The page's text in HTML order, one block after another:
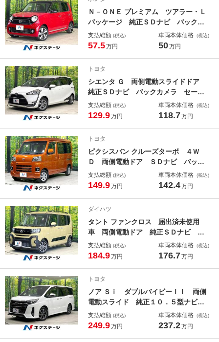
イビーム オートライト オートエア
コン
Ｎ－ＯＮＥ プレミアム ツアラー・Ｌ
パッケージ 純正ＳＤナビ バックカ
メラ 禁煙車 スマートキー ＨＩＤ
ヘッド ＥＴＣ クルコン 純正１５
Ｄ ＤＶＤ再生 地デジ パドルシフ
ト
支払総額 (税込)
57.5万円
車両本体価格 (税込)
50万円
トヨタ
シエンタ Ｇ 両側電動スライドドア
純正ＳＤナビ バックカメラ セーフ
ティセンス ＥＴＣ Ｂｌｕｅｔｏｏ
ｔｈ 禁煙車 スマートキー オート
止装置
支払総額 (税込)
129.9万円
車両本体価格 (税込)
118.7万円
トヨタ
ピクシスバン クルーズターボ ４Ｗ
Ｄ 両側電動ドア ＳＤナビ バック
カメラ スマートアシスト 禁煙車
ドラレコ コーナーセンサー スマー
Ｄ ＤＶＤ再生
支払総額 (税込)
149.9万円
車両本体価格 (税込)
142.4万円
ダイハツ
タント ファンクロス 届出済未使用
車 両側電動ドア 純正ＳＤナビ 全
周囲カメラ 衝突被害軽減システム
コーナーセンサー スマートキー Ｌ
ートライト
支払総額 (税込)
184.9万円
車両本体価格 (税込)
176.7万円
トヨタ
ノア Ｓｉ ダブルバイビーＩＩ 両側
電動スライド 純正１０．５型ナビ
後席モニター セーフティセンス Ｅ
ＴＣ Ｂｌｕｅｔｏｏｔｈ ドラレ
支払総額 (税込)
249.9万円
車両本体価格 (税込)
237.2万円